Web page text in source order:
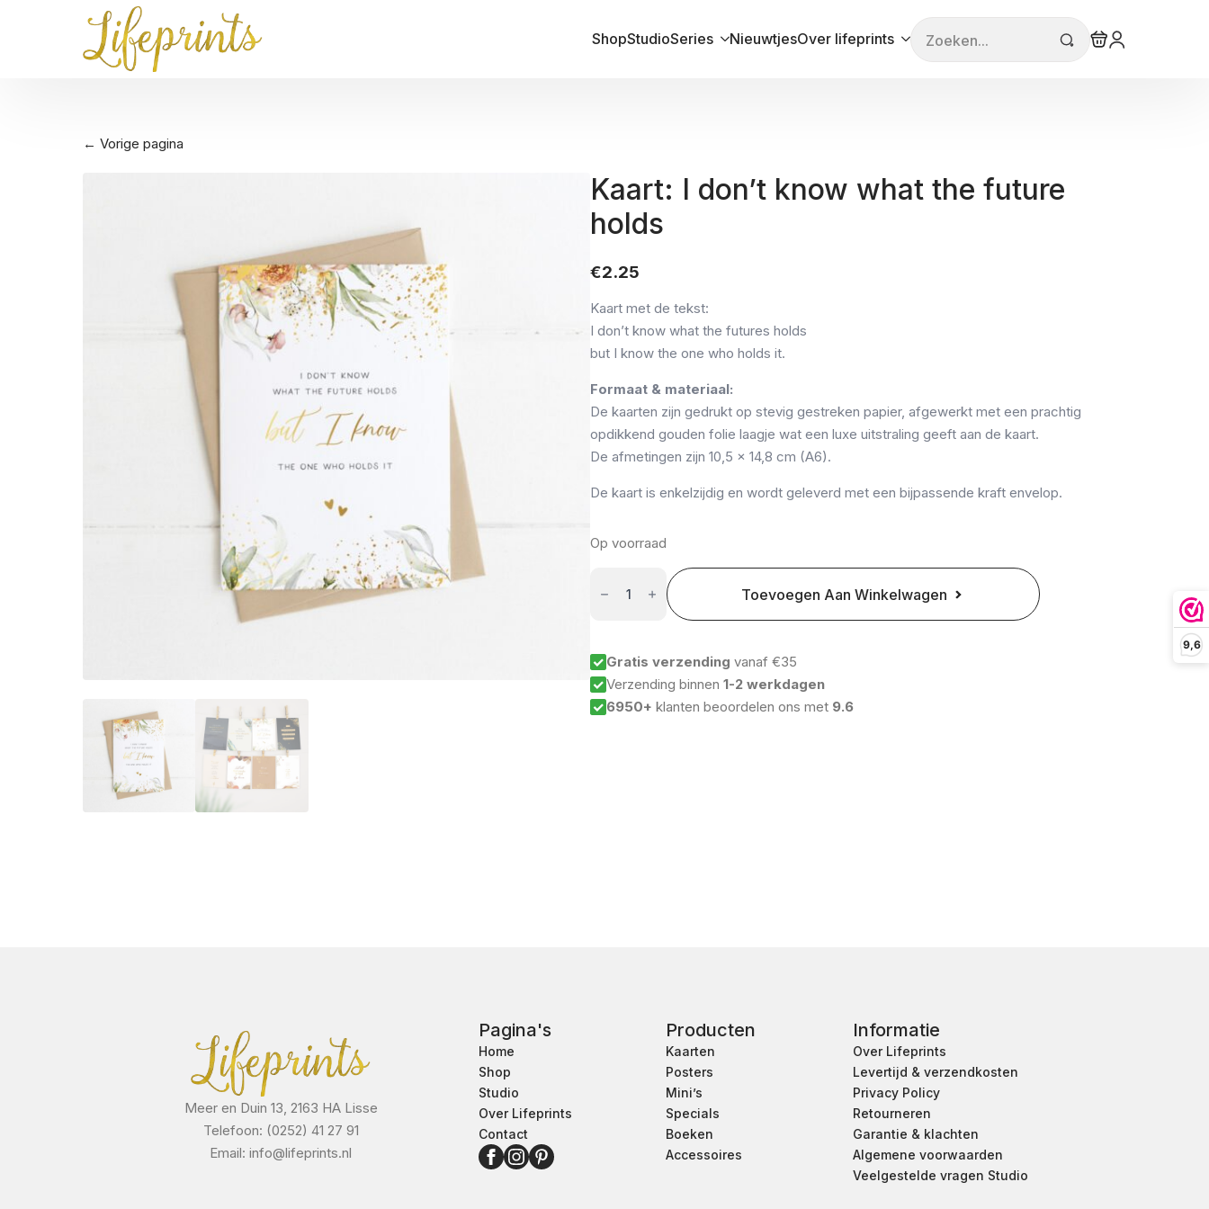
9,6
ShopStudioSeries NieuwtjesOver lifeprints
Search
for:
← Vorige pagina
Kaart: I don’t know what the future
holds
€2.25
Kaart met de tekst:
I don’t know what the futures holds
but I know the one who holds it.
Formaat & materiaal:
De kaarten zijn gedrukt op stevig gestreken papier, afgewerkt met een prachtig
opdikkend gouden folie laagje wat een luxe uitstraling geeft aan de kaart.
De afmetingen zijn 10,5 x 14,8 cm (A6).
De kaart is enkelzijdig en wordt geleverd met een bijpassende kraft envelop.
Op voorraad
future
holds
aantal
Toevoegen Aan Winkelwagen
Gratis verzending vanaf €35
Verzending binnen 1-2 werkdagen
6950+ klanten beoordelen ons met 9.6
Meer en Duin 13, 2163 HA Lisse
Telefoon: (0252) 41 27 91
Email: info@lifeprints.nl
Pagina's
Home
Shop
Studio
Over Lifeprints
Contact
Producten
Kaarten
Posters
Mini’s
Specials
Boeken
Accessoires
Informatie
Over Lifeprints
Levertijd & verzendkosten
Privacy Policy
Retourneren
Garantie & klachten
Algemene voorwaarden
Veelgestelde vragen Studio